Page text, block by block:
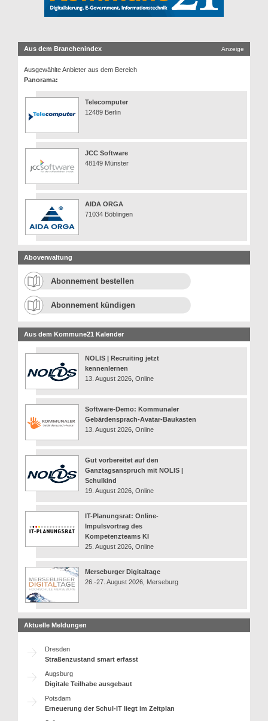
Aus dem Branchenindex Anzeige
Ausgewählte Anbieter aus dem Bereich
Panorama:
Telecomputer
12489 Berlin
JCC Software
48149 Münster
AIDA ORGA
71034 Böblingen
Aboverwaltung
Abonnement bestellen
Abonnement kündigen
Aus dem Kommune21 Kalender
NOLIS | Recruiting jetzt
kennenlernen
13. August 2026, Online
Software-Demo: Kommunaler
Gebärdensprach-Avatar-Baukasten
13. August 2026, Online
Gut vorbereitet auf den
Ganztagsanspruch mit NOLIS |
Schulkind
19. August 2026, Online
IT-Planungsrat: Online-
Impulsvortrag des
Kompetenzteams KI
25. August 2026, Online
Merseburger Digitaltage
26.-27. August 2026, Merseburg
Aktuelle Meldungen
Dresden
Straßenzustand smart erfasst
Augsburg
Digitale Teilhabe ausgebaut
Potsdam
Erneuerung der Schul-IT liegt im Zeitplan